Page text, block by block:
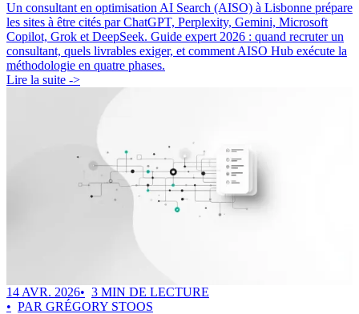
Un consultant en optimisation AI Search (AISO) à Lisbonne prépare
les sites à être cités par ChatGPT, Perplexity, Gemini, Microsoft
Copilot, Grok et DeepSeek. Guide expert 2026 : quand recruter un
consultant, quels livrables exiger, et comment AISO Hub exécute la
méthodologie en quatre phases.
Lire la suite ->
14 AVR. 2026
3 MIN DE LECTURE
PAR GRÉGORY STOOS